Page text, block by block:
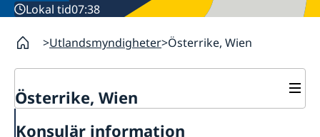
Lokal tid07:38
Utlandsmyndigheter Österrike, Wien
Österrike, Wien
Konsulär information